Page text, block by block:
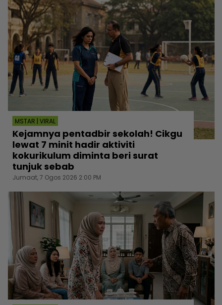
MSTAR | VIRAL
Kejamnya pentadbir sekolah! Cikgu
lewat 7 minit hadir aktiviti
kokurikulum diminta beri surat
tunjuk sebab
Jumaat, 7 Ogos 2026 2:00 PM